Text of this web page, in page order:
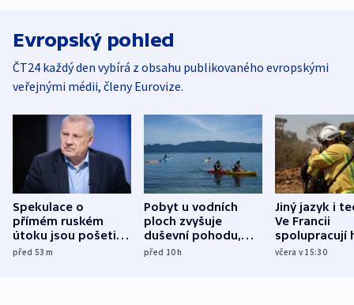
Evropský pohled
ČT24 každý den vybírá z obsahu publikovaného evropskými
veřejnými médii, členy Eurovize.
Spekulace o
přímém ruském
útoku jsou pošetilé,
míní estonský
před 53m
Pobyt u vodních
ploch zvyšuje
duševní pohodu,
ukázala
před 10h
Jiný jazyk i
Ve Francii
spolupracují
různých zemí
včera v 15:30